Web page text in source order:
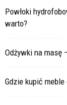
Powłoki
warto?
Odżywki na masę
Gdzie kupić meble